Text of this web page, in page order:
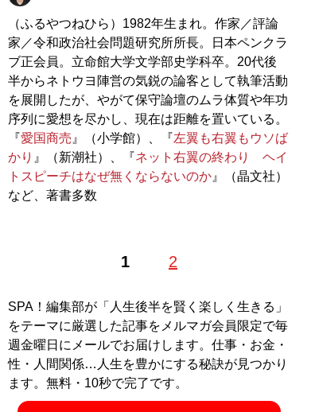
（ふるやつねひら）1982年生まれ。作家／評論
家／令和政治社会問題研究所所長。日本ペンクラ
ブ正会員。立命館大学文学部史学科卒。20代後
半からネトウヨ陣営の気鋭の論客として執筆活動
を展開したが、やがて保守論壇のムラ体質や年功
序列に愛想を尽かし、現在は距離を置いている。
『愛国商売 』（小学館）、『左翼も右翼もウソば
かり 』（新潮社）、『ネット右翼の終わり ヘイ
トスピーチはなぜ無くならないのか 』（晶文社）
など、著書多数
1 2
SPA！編集部が「人生後半を賢く楽しく生きる」
をテーマに厳選した記事をメルマガ会員限定で毎
週金曜日にメールでお届けします。仕事・お金・
性・人間関係…人生を豊かにする秘訣が見つかり
ます。無料・10秒で完了です。